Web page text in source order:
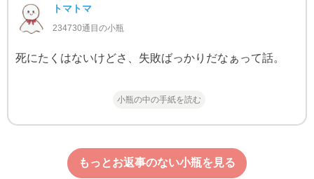
トマトマ
234730通目の小瓶
死にたくはないけどさ、失敗ばっかりだなぁって話。
小瓶の中の手紙を読む
もっとお返事のない小瓶を見る